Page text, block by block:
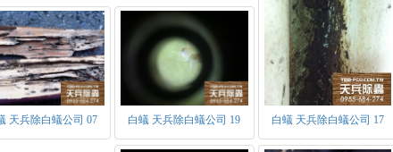
蟻的階級組織：
蟻是具有組織及階級系統的群體以台灣家白蟻為例，可分為生殖
殖型：
翅繁殖蟻：具有等長的四翅，飛翔力不強具趨光性。當白蟻族
熟期。當環境條件適宜時，群體分飛出巢，準備交配所以又稱為
，雄追雌尾端為追尾現象，並開始於隱密處產生新族群。為蟻王
天兵除白蟻公司 07 白蟻 天兵除白蟻公司 19 白蟻 天兵除白蟻公司 17